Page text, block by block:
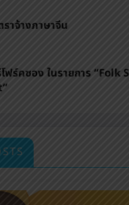
าจ้างภาษาจีน
ฟร์คซอง ในรายการ “Folk